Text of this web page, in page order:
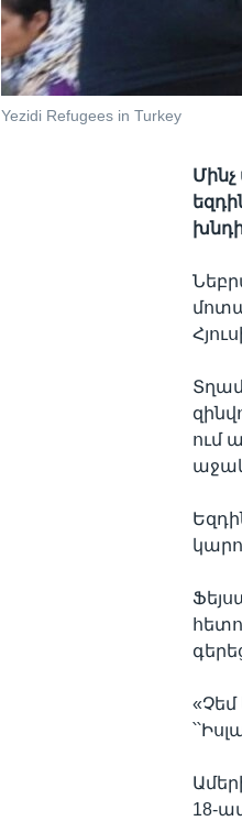
Yezidi Refugees in Turkey
ում
«Չեմ
18-